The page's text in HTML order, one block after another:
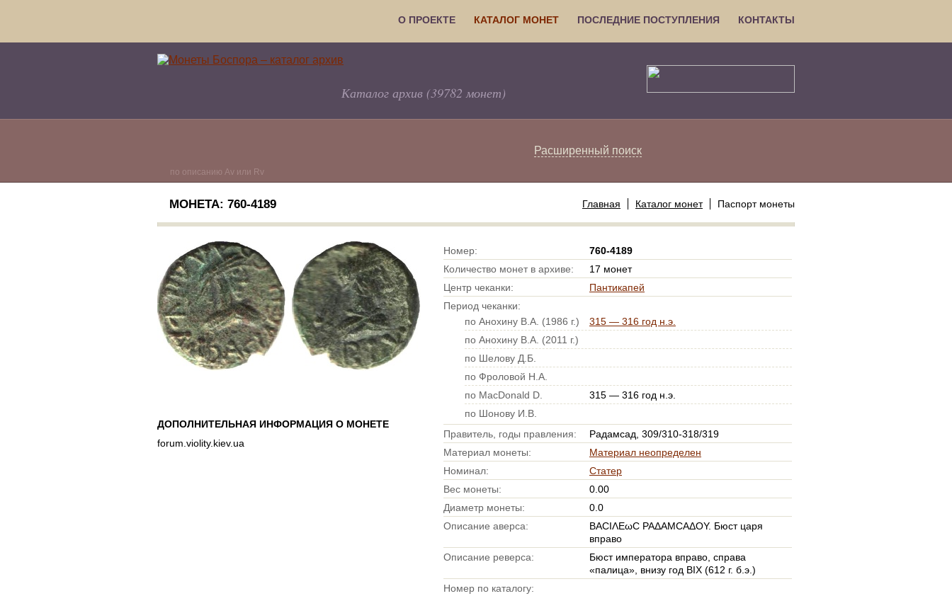
О ПРОЕКТЕ КАТАЛОГ МОНЕТ ПОСЛЕДНИЕ ПОСТУПЛЕНИЯ КОНТАКТЫ
Каталог архив (39782 монет)
по описанию Av или Rv
Расширенный поиск
Главная Каталог монет Паспорт монеты
МОНЕТА: 760-4189
ДОПОЛНИТЕЛЬНАЯ ИНФОРМАЦИЯ О МОНЕТЕ
forum.violity.kiev.ua
Номер:
760-4189
Количество монет в архиве:
17 монет
Центр чеканки:
Пантикапей
Период чеканки:
по Анохину В.А. (1986 г.)
315 — 316 год н.э.
по Анохину В.А. (2011 г.)
по Шелову Д.Б.
по Фроловой Н.А.
по MacDonald D.
315 — 316 год н.э.
по Шонову И.В.
Правитель, годы правления:
Радамсад, 309/310-318/319
Материал монеты:
Материал неопределен
Номинал:
Статер
Вес монеты:
0.00
Диаметр монеты:
0.0
Описание аверса:
ΒΑCΙΛΕωC ΡΑΔΑΜCΑΔΟΥ. Бюст царя
вправо
Описание реверса:
Бюст императора вправо, справа
«палица», внизу год ΒΙΧ (612 г. б.э.)
Номер по каталогу: